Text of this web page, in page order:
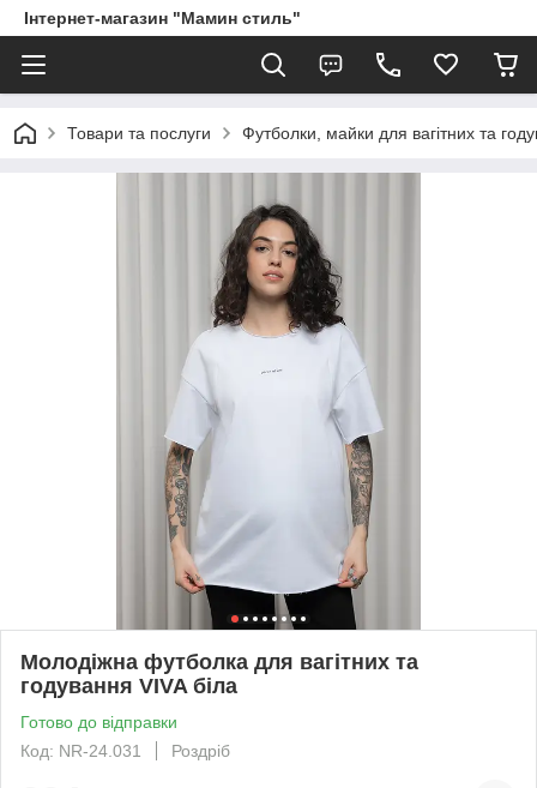
Інтернет-магазин "Мамин стиль"
Товари та послуги Футболки, майки для вагітних та
Молодіжна футболка для вагітних та
годування VIVA біла
Готово до відправки
Код: NR-24.031
Роздріб